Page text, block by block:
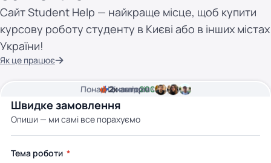
Сайт Student Help — найкраще місце, щоб купити
курсову роботу студенту в Києві або в інших містах
України!
Як це працює
Швидке замовлення
Опиши — ми самі все порахуємо
2хвилини часу
Ціна від200 грн
Понад2кавторів
Тема роботи